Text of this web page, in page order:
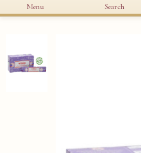
Menu Search